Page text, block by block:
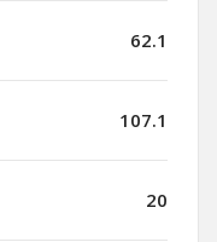
62.1
107.1
20